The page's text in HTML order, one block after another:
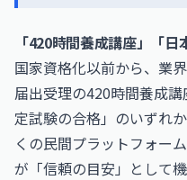
「420時間養成講座」「
国家資格化以前から、業
届出受理の420時間養成
定試験の合格」のいずれ
くの民間プラットフォー
が「信頼の目安」として